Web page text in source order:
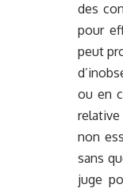
des
pour
peut
ou en
non
sans
juge